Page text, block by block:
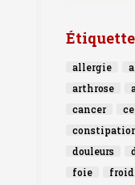
allergie
arthrose
cancer
douleurs
foie
froid